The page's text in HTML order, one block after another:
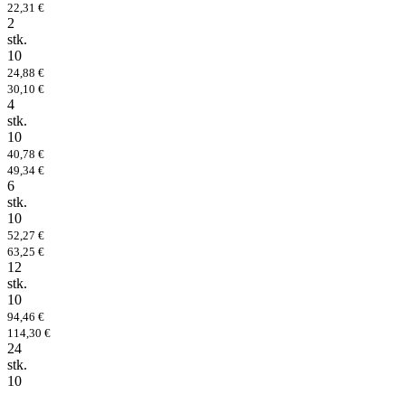
22,31 €
2
stk.
10
24,88 €
30,10 €
4
stk.
10
40,78 €
49,34 €
6
stk.
10
52,27 €
63,25 €
12
stk.
10
94,46 €
114,30 €
24
stk.
10